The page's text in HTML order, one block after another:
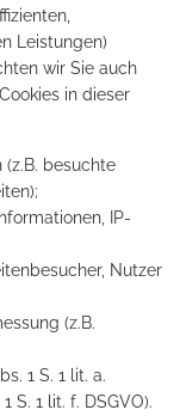
Leistungen)
wir Sie auch
in dieser
besuchte
IP-
Nutzer
(z.B.
1 S. 1 lit. a.
S. 1 lit. f. DSGVO).